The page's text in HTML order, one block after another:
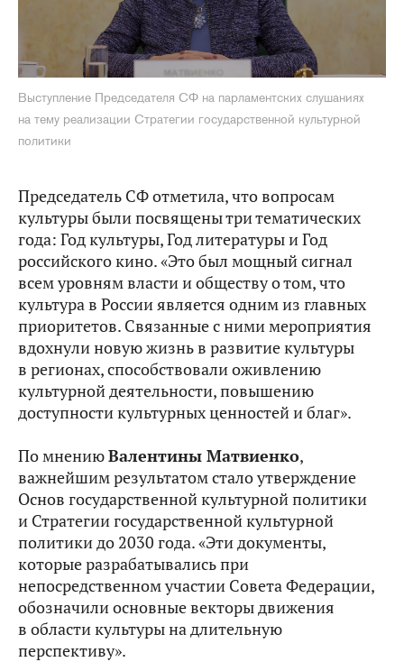
Выступление Председателя СФ на парламентских слушаниях
на тему реализации Стратегии государственной культурной
политики
Председатель СФ отметила, что вопросам
культуры были посвящены три тематических
года: Год культуры, Год литературы и Год
российского кино. «Это был мощный сигнал
всем уровням власти и обществу о том, что
культура в России является одним из главных
приоритетов. Связанные с ними мероприятия
вдохнули новую жизнь в развитие культуры
в регионах, способствовали оживлению
культурной деятельности, повышению
доступности культурных ценностей и благ».
По мнениюВалентины Матвиенко,
важнейшим результатом стало утверждение
Основ государственной культурной политики
и Стратегии государственной культурной
политики до 2030 года. «Эти документы,
которые разрабатывались при
непосредственном участии Совета Федерации,
обозначили основные векторы движения
в области культуры на длительную
перспективу».